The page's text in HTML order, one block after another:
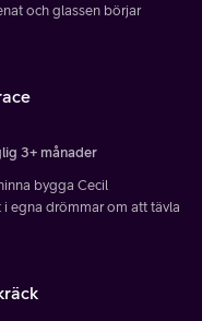
och glassen börjar
3+ månader
bygga Cecil
i egna drömmar om att tävla